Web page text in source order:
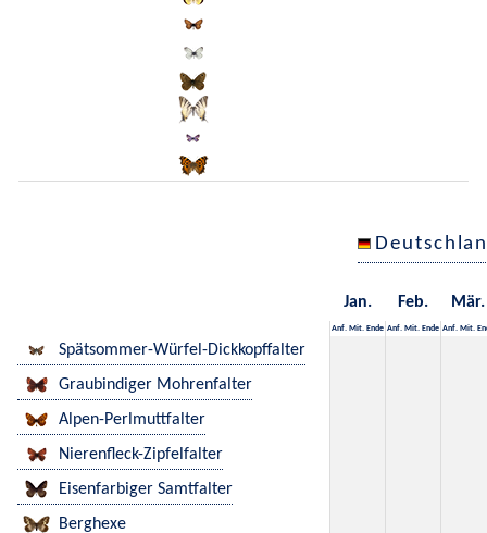
Jan. Feb. Mär.
Anf. Mit. Ende Anf. Mit. Ende Anf. Mit.
Spätsommer-Würfel-Dickkopffalter
Graubindiger Mohrenfalter
Alpen-Perlmuttfalter
Nierenfleck-Zipfelfalter
Eisenfarbiger Samtfalter
Berghexe